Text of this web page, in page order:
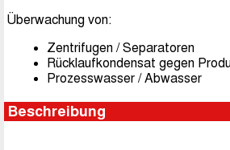
Überwachung von:
Zentrifugen / Separatoren
Rücklaufkondensat gegen
Prozesswasser / Abwasser
Beschreibung